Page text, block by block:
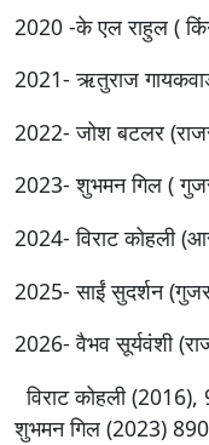
2020 -के एल राहुल (
2021- ऋतुराज
2022- जोश बटलर
2023- शुभमन गिल (
2024- विराट कोहली
2025- साईं सुदर्शन
2026- वैभव सूर्यवंशी
विराट कोहली
शुभमन गिल (2023) 890